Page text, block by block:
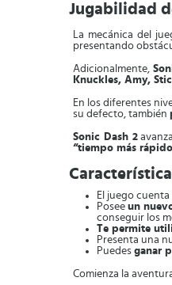
Jugabilidad
La mecánica del
presentando
Adicionalmente,
Knuckles, Amy,
En los diferentes
su defecto, también
Sonic Dash 2
“tiempo más
El juego cuenta
Posee un
conseguir los
Te permite
Presenta una
Puedes ganar
Comienza la